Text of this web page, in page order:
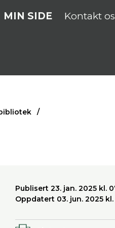
MIN SIDE Kontakt
Publisert 23. jan. 2025 kl.
Oppdatert 03. jun. 2025 kl.